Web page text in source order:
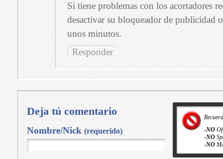
Si tiene problemas con los acortadores
desactivar su bloqueador de publicidad
unos minutos.
Responder
-NO
-NO
-NO
Deja tú comentario
Nombre/Nick (requerido)